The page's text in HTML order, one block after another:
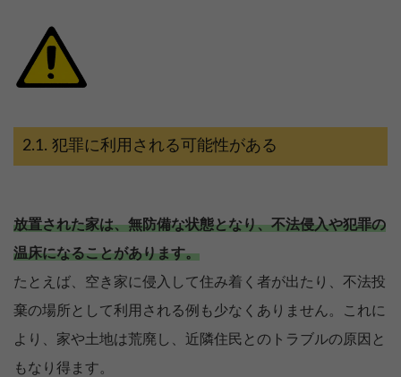
犯罪に利用される可能性がある
放置された家は、無防備な状態となり、不法侵入や犯罪の
温床になることがあります。
たとえば、空き家に侵入して住み着く者が出たり、不法投
棄の場所として利用される例も少なくありません。これに
より、家や土地は荒廃し、近隣住民とのトラブルの原因と
もなり得ます。